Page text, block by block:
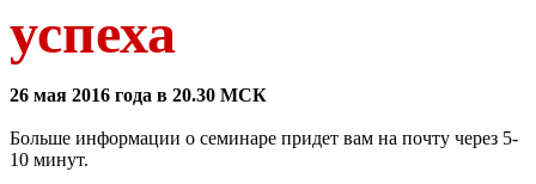
успеха
26 мая 2016 года в 20.30 МСК
Больше информации о семинаре придет вам на почту через 5-
10 минут.